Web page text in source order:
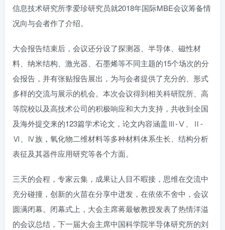
信息技术研究所李爱珍研究员就2018年国际MBE会议筹备情
况向与会者作了介绍。
大会报告结束后，会议还分设了探测器、半导体、磁性材
料、纳米结构、激光器、石墨烯等不同主题的15个场次的分
会报告，并有张贴报告展出，为与会者提供了充分的、形式
多样的交流与展示的机会。本次会议得到相关科研院所、高
等院校以及高技术公司的积极响应和大力支持，共收到全国
及海外提交来的123篇学术论文，论文内容涵盖Ⅲ-Ⅴ、Ⅱ-
Ⅵ、Ⅳ族，氧化物二维材料等多种材料体系生长、结构分析
表征及其器件应用研究等各个方面。
三天的会程，专家云集，成果让人目不暇接，思维在交流中
充分碰撞，创新的火苗在分享中迸发，在依依不舍中，会议
圆满闭幕。闭幕式上，大会主席蒋最敏教授发表了热情洋溢
的会议总结，下一届大会主席中国科学院半导体研究所的刘